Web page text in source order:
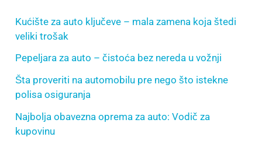
Kućište za auto ključeve – mala zamena koja štedi
veliki trošak
Pepeljara za auto – čistoća bez nereda u vožnji
Šta proveriti na automobilu pre nego što istekne
polisa osiguranja
Najbolja obavezna oprema za auto: Vodič za
kupovinu